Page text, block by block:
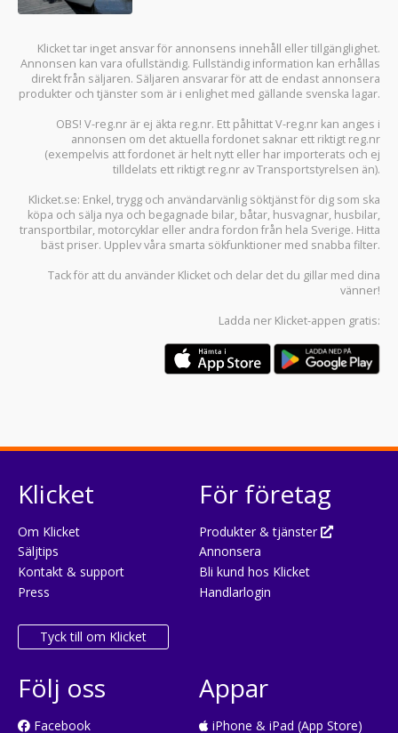
Klicket tar inget ansvar för annonsens innehåll eller tillgänglighet.
Annonsen kan vara ofullständig. Fullständig information kan erhållas
direkt från säljaren. Säljaren ansvarar för att de endast annonsera
produkter och tjänster som är i enlighet med gällande svenska lagar.
OBS! V-reg.nr är ej äkta reg.nr. Ett påhittat V-reg.nr kan anges i
annonsen om det aktuella fordonet saknar ett riktigt reg.nr
(exempelvis att fordonet är helt nytt eller har importerats och ej
tilldelats ett riktigt reg.nr av Transportstyrelsen än).
Klicket.se: Enkel, trygg och användarvänlig söktjänst för dig som ska
köpa och sälja nya och begagnade bilar, båtar, husvagnar, husbilar,
transportbilar, motorcyklar eller andra fordon från hela Sverige. Hitta
bäst priser. Upplev våra smarta sökfunktioner med snabba filter.
Tack för att du använder Klicket och delar det du gillar med dina
vänner!
Ladda ner Klicket-appen gratis:
Klicket
Om Klicket
Säljtips
Kontakt & support
Press
Tyck till om Klicket
För företag
Produkter & tjänster
Annonsera
Bli kund hos Klicket
Handlarlogin
Följ oss
Facebook
Appar
iPhone & iPad (App Store)